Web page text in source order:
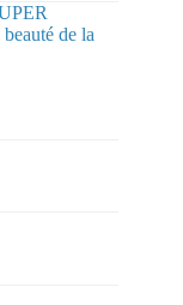
beauté de la